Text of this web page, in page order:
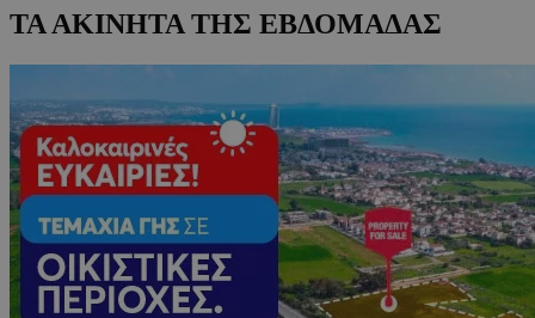
ΤΑ ΑΚΙΝΗΤΑ ΤΗΣ ΕΒΔΟΜΑΔΑΣ